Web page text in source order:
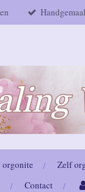
orgonite Zelf
Contact